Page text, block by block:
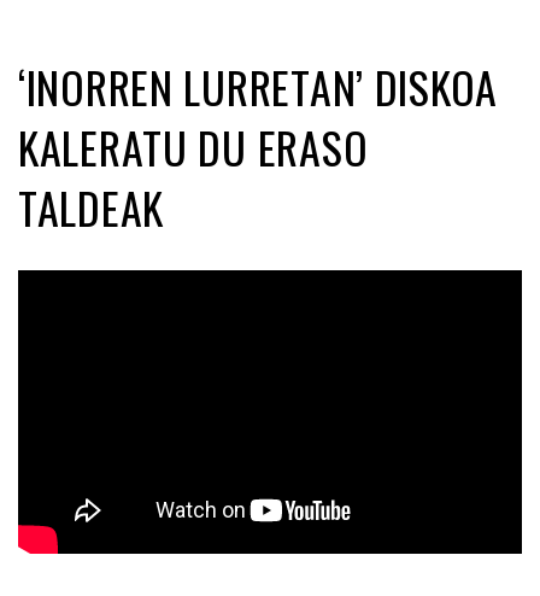
‘INORREN LURRETAN’ DISKOA
KALERATU DU ERASO
TALDEAK